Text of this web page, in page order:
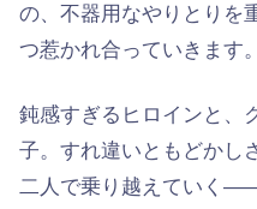
の、不器用なやりとりを
つ惹かれ合っていきます。
鈍感すぎるヒロインと、
子。すれ違いともどかし
二人で乗り越えていく